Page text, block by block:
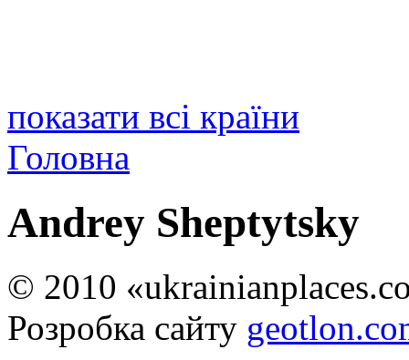
показати всі країни
Головна
Andrey Sheptytsky
© 2010
Розробка сайту